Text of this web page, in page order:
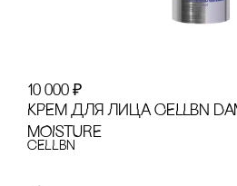
10 000 ₽
КРЕМ ДЛЯ ЛИЦА CELLBN
MOISTURE
cELLBN